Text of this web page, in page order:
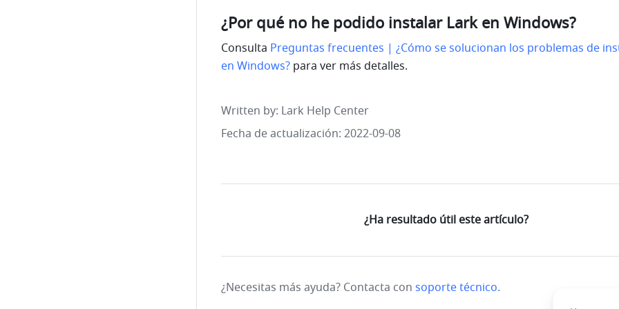
¿Por qué no he podido instalar Lark en Windows?
Consulta Preguntas frecuentes | ¿Cómo se solucionan los problemas de
en Windows? para ver más detalles.
Written by: Lark Help Center
Fecha de actualización: 2022-09-08
¿Ha resultado útil este artículo?
¿Necesitas más ayuda? Contacta con soporte técnico.